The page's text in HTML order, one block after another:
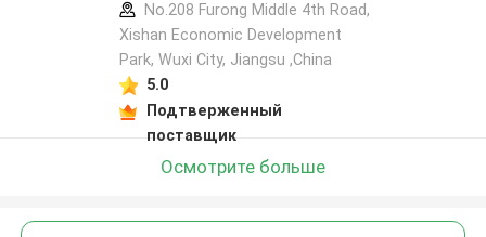
No.208 Furong Middle 4th Road,
Xishan Economic Development
Park, Wuxi City, Jiangsu ,China
5.0
Подтверженный
поставщик
Осмотрите больше